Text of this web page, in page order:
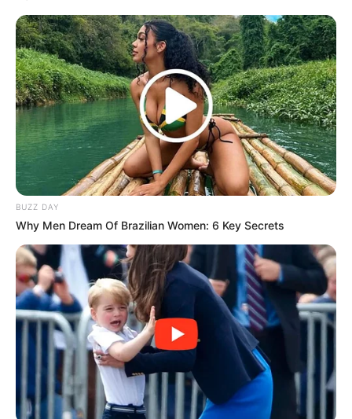
(foto: instagram/louiseans)
Biodata & Profil
Nama Lengkap: Louise Anastasya
Nama Panggung: Louise Anastasya
Nama Panggilan: Louise
Tempat, Tanggal Lahir: Jakarta, 12 Desember 1982
Kewarganegaraan: Indonesia
Agama: Kristen
Profesi: Aktris, Model
Hobi: Travelling, Masak
Facebook: –
Twitter: –
BUZZ DAY
Why Men Dream Of Brazilian Women: 6 Key Secrets